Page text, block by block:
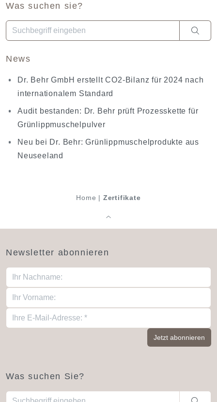
Was suchen sie?
Wenn die Ergebnisse der automatischen
News
Dr. Behr GmbH erstellt CO2-Bilanz für 2024 nach
internationalem Standard
Audit bestanden: Dr. Behr prüft Prozesskette für
Grünlippmuschelpulver
Neu bei Dr. Behr: Grünlippmuschelprodukte aus
Neuseeland
Home | Zertifikate
Newsletter abonnieren
Was suchen Sie?
Wenn die Ergebnisse der automatischen